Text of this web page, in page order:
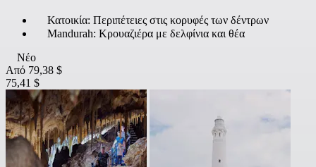
Κατοικία: Περιπέτειες στις κορυφές των δέντρων
Mandurah: Κρουαζιέρα με δελφίνια και θέα
Νέο
Από 79,38 $
75,41 $